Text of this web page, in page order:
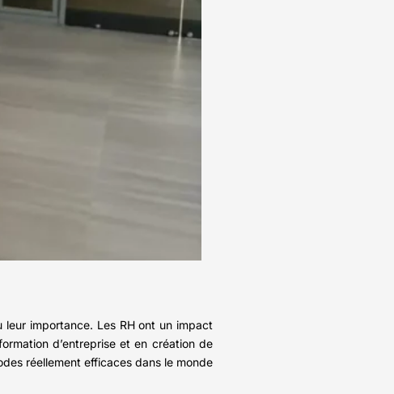
importance. Les RH ont un impact
d’entreprise et en création de
réellement efficaces dans le monde